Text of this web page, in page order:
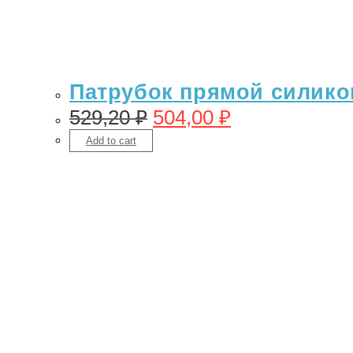
Патрубок прямой
529,20₽ 504,00 ₽
Add to cart